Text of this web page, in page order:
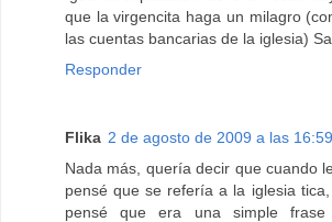
que la virgencita haga un milagro
las cuentas bancarias de la iglesia)
Responder
Flika 2 de agosto de 2009 a las 16:59
Nada más, quería decir que cuando
pensé que se refería a la iglesia
pensé que era una simple